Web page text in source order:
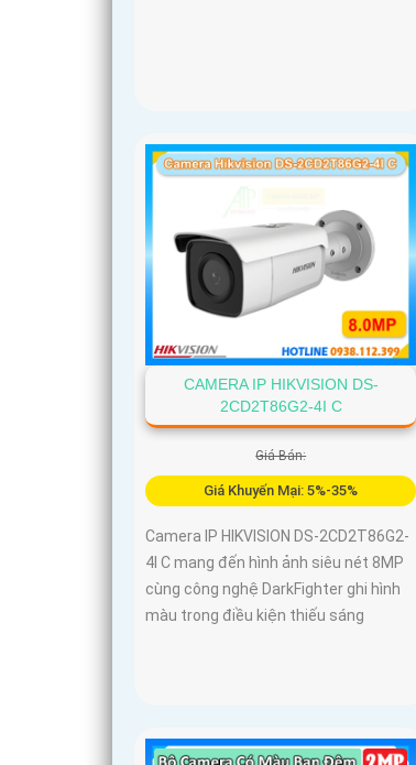
CAMERA IP HIKVISION DS-
2CD2T86G2-4I C
Giá Bán:
Giá Khuyến Mại: 5%-35%
Camera IP HIKVISION DS-2CD2T86G2-
4I C mang đến hình ảnh siêu nét 8MP
cùng công nghệ DarkFighter ghi hình
màu trong điều kiện thiếu sáng